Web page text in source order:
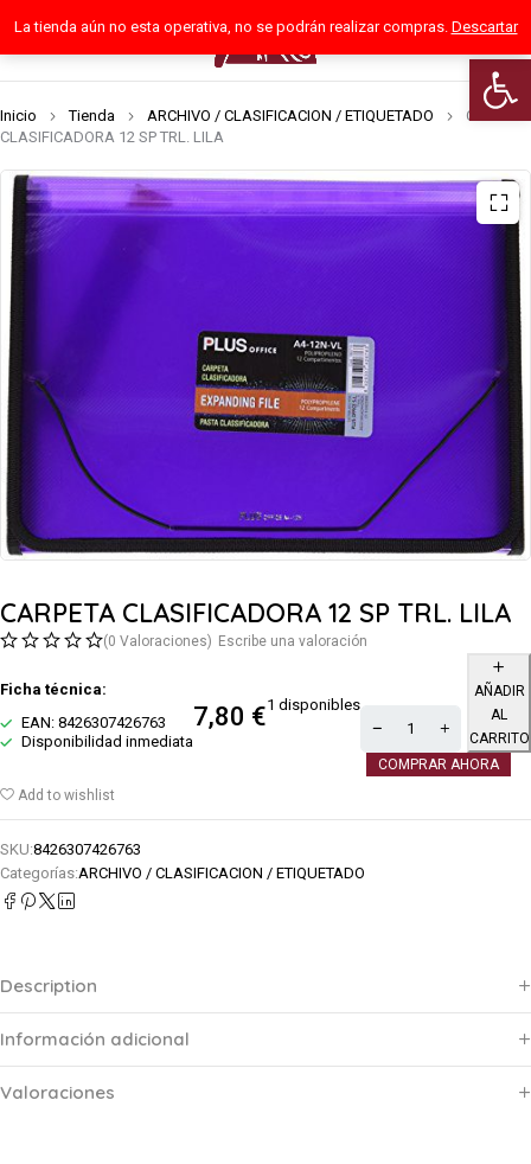
Abrir
La tienda aún no esta operativa, no se podrán realizar compras. Descartar
0
Inicio Tienda ARCHIVO / CLASIFICACION / ETIQUETADO
CARPETA
CLASIFICADORA 12 SP TRL. LILA
CARPETA CLASIFICADORA 12 SP TRL. LILA
(0 Valoraciones) Escribe una valoración
Ficha técnica:
EAN: 8426307426763
Disponibilidad inmediata
7,80 €1 disponibles
AÑADIR
AL
CARRITO
COMPRAR AHORA
Add to wishlist
SKU:8426307426763
Categorías:ARCHIVO / CLASIFICACION / ETIQUETADO
Description
Información adicional
Valoraciones